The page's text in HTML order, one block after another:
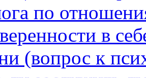
по
в
(вопрос к